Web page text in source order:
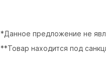
*Данное предложение не
**Товар находится под